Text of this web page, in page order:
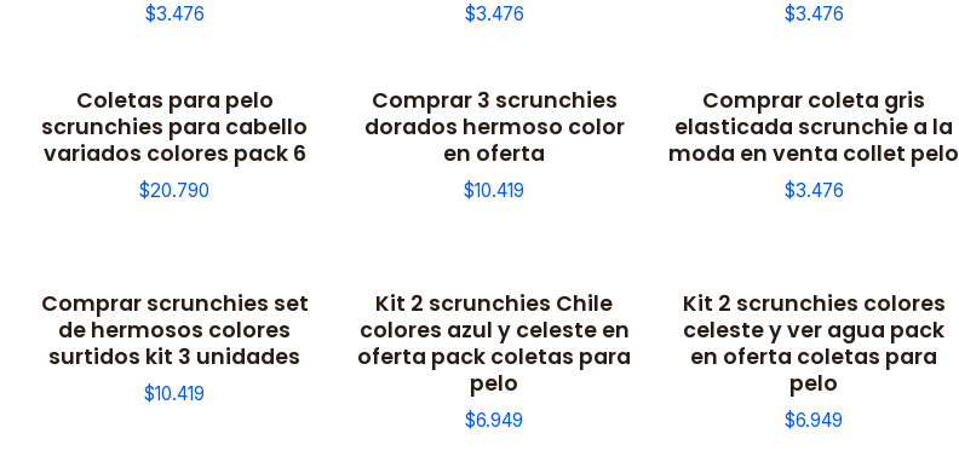
$3.476 $3.476 $3.476
Coletas para pelo
scrunchies para cabello
variados colores pack 6
$20.790
Comprar 3 scrunchies
dorados hermoso color
en oferta
$10.419
Comprar coleta gris
elasticada scrunchie a la
moda en venta collet pelo
$3.476
Comprar scrunchies set
de hermosos colores
surtidos kit 3 unidades
$10.419
Kit 2 scrunchies Chile
colores azul y celeste en
oferta pack coletas para
pelo
$6.949
Kit 2 scrunchies colores
celeste y ver agua pack
en oferta coletas para
pelo
$6.949